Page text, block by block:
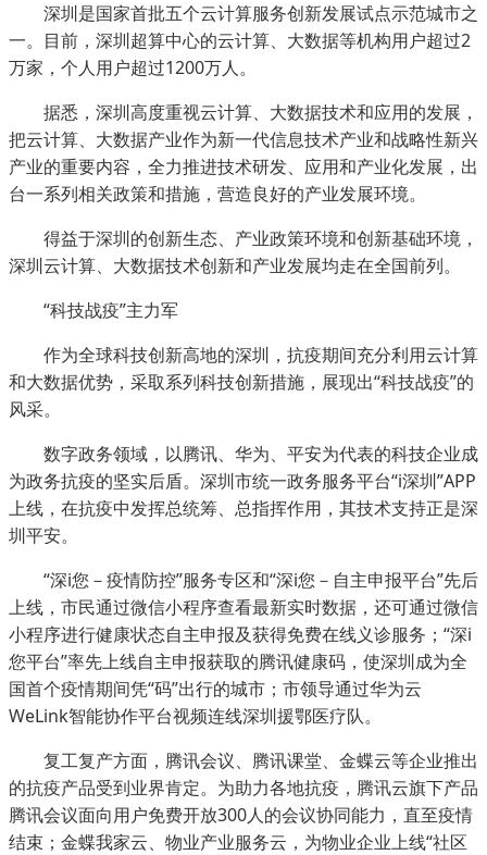
深圳是国家首批五个云计算服务创新发展试点示范城市之
一。目前，深圳超算中心的云计算、大数据等机构用户超过2
万家，个人用户超过1200万人。
据悉，深圳高度重视云计算、大数据技术和应用的发展，
把云计算、大数据产业作为新一代信息技术产业和战略性新兴
产业的重要内容，全力推进技术研发、应用和产业化发展，出
台一系列相关政策和措施，营造良好的产业发展环境。
得益于深圳的创新生态、产业政策环境和创新基础环境，
深圳云计算、大数据技术创新和产业发展均走在全国前列。
“科技战疫”主力军
作为全球科技创新高地的深圳，抗疫期间充分利用云计算
和大数据优势，采取系列科技创新措施，展现出“科技战疫”的
风采。
数字政务领域，以腾讯、华为、平安为代表的科技企业成
为政务抗疫的坚实后盾。深圳市统一政务服务平台“i深圳”APP
上线，在抗疫中发挥总统筹、总指挥作用，其技术支持正是深
圳平安。
“深i您－疫情防控”服务专区和“深i您－自主申报平台”先后
上线，市民通过微信小程序查看最新实时数据，还可通过微信
小程序进行健康状态自主申报及获得免费在线义诊服务；“深i
您平台”率先上线自主申报获取的腾讯健康码，使深圳成为全
国首个疫情期间凭“码”出行的城市；市领导通过华为云
WeLink智能协作平台视频连线深圳援鄂医疗队。
复工复产方面，腾讯会议、腾讯课堂、金蝶云等企业推出
的抗疫产品受到业界肯定。为助力各地抗疫，腾讯云旗下产品
腾讯会议面向用户免费开放300人的会议协同能力，直至疫情
结束；金蝶我家云、物业产业服务云，为物业企业上线“社区